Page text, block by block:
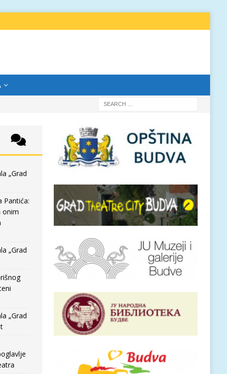
„Grad
Pantića:
onim
„Grad
„Grad